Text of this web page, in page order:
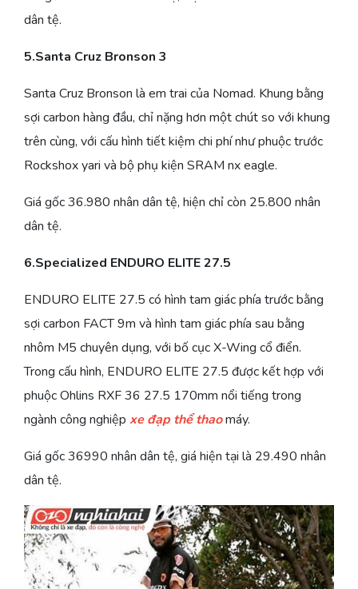
dân tệ.
5.Santa Cruz Bronson 3
Santa Cruz Bronson là em trai của Nomad. Khung bằng
sợi carbon hàng đầu, chỉ nặng hơn một chút so với khung
trên cùng, với cấu hình tiết kiệm chi phí như phuộc trước
Rockshox yari và bộ phụ kiện SRAM nx eagle.
Giá gốc 36.980 nhân dân tệ, hiện chỉ còn 25.800 nhân
dân tệ.
6.Specialized ENDURO ELITE 27.5
ENDURO ELITE 27.5 có hình tam giác phía trước bằng
sợi carbon FACT 9m và hình tam giác phía sau bằng
nhôm M5 chuyên dụng, với bố cục X-Wing cổ điển.
Trong cấu hình, ENDURO ELITE 27.5 được kết hợp với
phuộc Ohlins RXF 36 27.5 170mm nổi tiếng trong
ngành công nghiệp xe đạp thể thaomáy.
Giá gốc 36990 nhân dân tệ, giá hiện tại là 29.490 nhân
dân tệ.